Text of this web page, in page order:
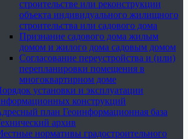
строительстве или реконструкции
объекта индивидуального жилищного
строительства или садового дома
Признание садового дома жилым
домом и жилого дома садовым домом
Согласование переустройства и (или)
перепланировки помещения в
многоквартирном доме
установки и эксплуатации
конструкций
план Геоинформационная база
архив
нормативы градостроительного